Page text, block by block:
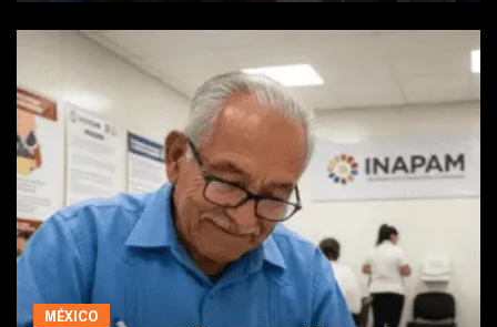
MÉXICO